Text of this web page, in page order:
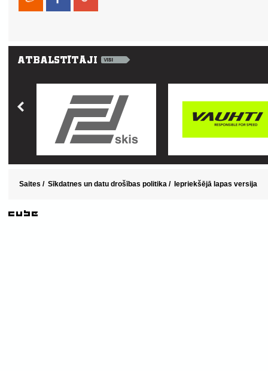
Saites / Sīkdatnes un datu drošības politika / Iepriekšējā lapas versija